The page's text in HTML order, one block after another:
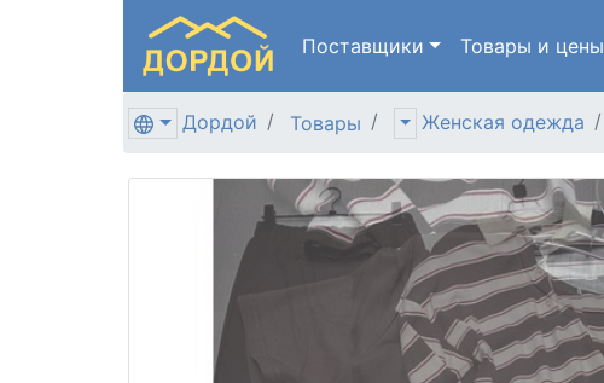
Поставщики Товары и цены
Дордой Товары Женская одежда